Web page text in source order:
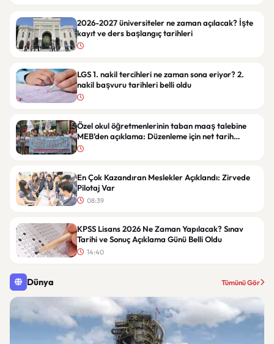
2026-2027 üniversiteler ne zaman açılacak? İşte
kayıt ve ders başlangıç tarihleri
LGS 1. nakil tercihleri ne zaman sona eriyor? 2.
nakil başvuru tarihleri belli oldu
Özel okul öğretmenlerinin taban maaş talebine
MEB’den açıklama: Düzenleme için net tarih
verilmedi
En Çok Kazandıran Meslekler Açıklandı: Zirvede
Pilotaj Var
08:39
KPSS Lisans 2026 Ne Zaman Yapılacak? Sınav
Tarihi ve Sonuç Açıklama Günü Belli Oldu
14:40
Dünya Tümünü Gör